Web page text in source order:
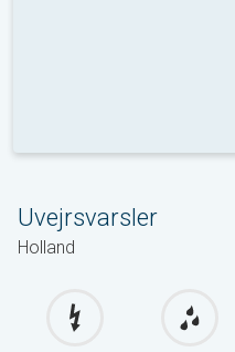
Uvejrsvarsler
Holland